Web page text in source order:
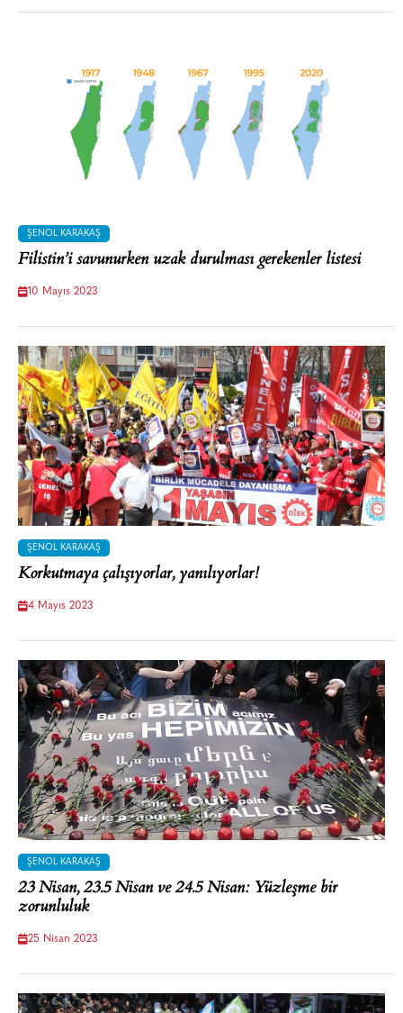
ŞENOL KARAKAŞ
Filistin’i savunurken uzak durulması gerekenler listesi
10 Mayıs 2023
ŞENOL KARAKAŞ
Korkutmaya çalışıyorlar, yanılıyorlar!
4 Mayıs 2023
ŞENOL KARAKAŞ
23 Nisan, 23.5 Nisan ve 24.5 Nisan: Yüzleşme bir
zorunluluk
25 Nisan 2023